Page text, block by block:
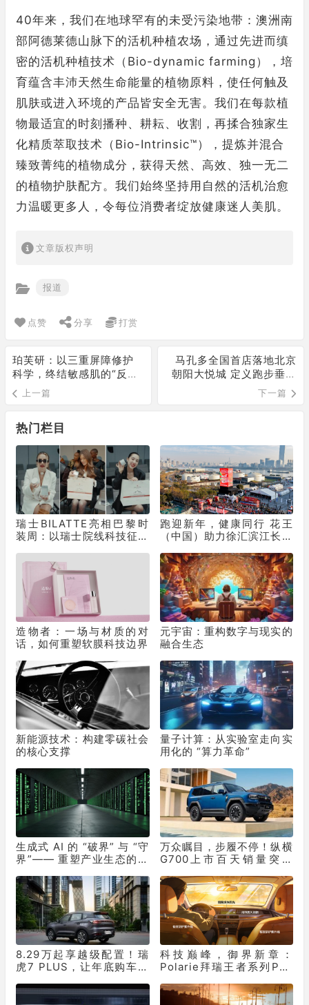
40年来，我们在地球罕有的未受污染地带：澳洲南
部阿德莱德山脉下的活机种植农场，通过先进而缜
密的活机种植技术（Bio-dynamic farming），培
育蕴含丰沛天然生命能量的植物原料，使任何触及
肌肤或进入环境的产品皆安全无害。我们在每款植
物最适宜的时刻播种、耕耘、收割，再揉合独家生
化精质萃取技术（Bio-Intrinsic™），提炼并混合
臻致菁纯的植物成分，获得天然、高效、独一无二
的植物护肤配方。我们始终坚持用自然的活机治愈
力温暖更多人，令每位消费者绽放健康迷人美肌。
文章版权声明
报道
点赞 分享 打赏
珀芙研：以三重屏障修护
科学，终结敏感肌的“反反
复复”上一篇
马孔多全国首店落地北京
朝阳大悦城 定义跑步垂类
门店新范式
下一篇
热门栏目
瑞士BILATTE亮相巴黎时
装周：以瑞士院线科技征服
挚荐
跑迎新年，健康同行 花王
（中国）助力徐汇滨江长跑
造物者：一场与材质的对
话，如何重塑软膜科技边界
元宇宙：重构数字与现实的
融合生态
新能源技术：构建零碳社会
的核心支撑
量子计算：从实验室走向实
用化的 “算力革命”
生成式 AI 的 “破界” 与 “守
界”—— 重塑产业生态的双
万众瞩目，步履不停！纵横
G700上市百天销量突破
8.29万起享越级配置！瑞
虎7 PLUS，让年底购车再
科技巅峰，御界新章：
Polarie拜瑞王者系列P70